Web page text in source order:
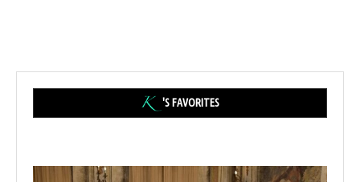
'S FAVORITES